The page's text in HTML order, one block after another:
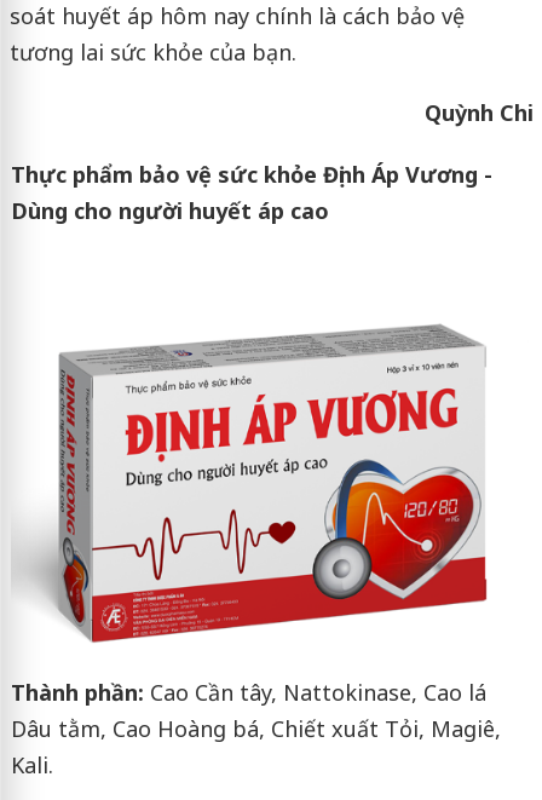
soát huyết áp hôm nay chính là cách bảo vệ
tương lai sức khỏe của bạn.
Quỳnh Chi
Thực phẩm bảo vệ sức khỏe Định Áp Vương -
Dùng cho người huyết áp cao
Thành phần: Cao Cần tây, Nattokinase, Cao lá
Dâu tằm, Cao Hoàng bá, Chiết xuất Tỏi, Magiê,
Kali.